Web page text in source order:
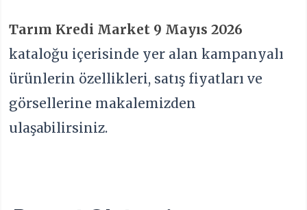
Tarım Kredi Market 9 Mayıs 2026
kataloğu içerisinde yer alan kampanyalı
ürünlerin özellikleri, satış fiyatları ve
görsellerine makalemizden
ulaşabilirsiniz.